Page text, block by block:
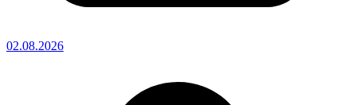
02.08.2026